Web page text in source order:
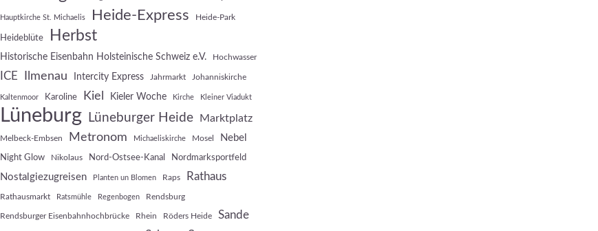
Hauptkirche St. Michaelis Heide-Express Heide-Park
Heideblüte Herbst
Historische Eisenbahn Holsteinische Schweiz e.V. Hochwasser
ICE Ilmenau Intercity Express Jahrmarkt Johanniskirche
Kaltenmoor Karoline Kiel Kieler Woche Kirche Kleiner Viadukt
Lüneburg Lüneburger Heide Marktplatz
Melbeck-Embsen Metronom Michaeliskirche Mosel Nebel
Night Glow Nikolaus Nord-Ostsee-Kanal Nordmarksportfeld
Nostalgiezugreisen Planten un Blomen Raps Rathaus
Rathausmarkt Ratsmühle Regenbogen Rendsburg
Rendsburger Eisenbahnhochbrücke Rhein Röders Heide Sande